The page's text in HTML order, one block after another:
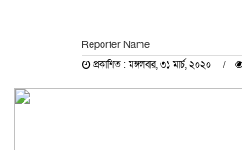
Reporter Name
প্রকাশিত : মঙ্গলবার, ৩১ মার্চ, ২০২০